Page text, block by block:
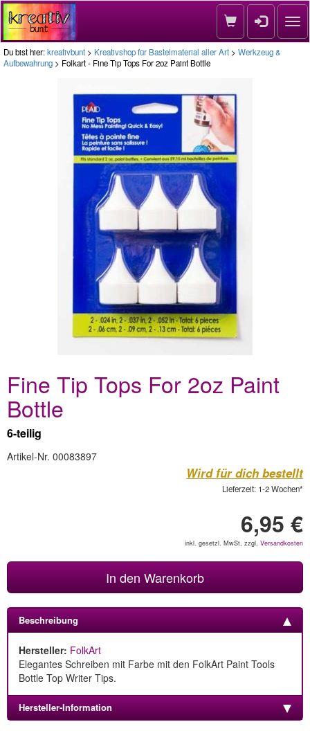
Du bist hier:kreativbunt > Kreativshop für Bastelmaterial aller Art > Werkzeug &
Aufbewahrung > Folkart - Fine Tip Tops For 2oz Paint Bottle
Fine Tip Tops For 2oz Paint
Bottle
6-teilig
Artikel-Nr. 00083897
Wird für dich bestellt
Lieferzeit: 1-2 Wochen*
6,95 €
inkl. gesetzl. MwSt, zzgl. Versandkosten
In den Warenkorb
Beschreibung
Hersteller: FolkArt
Elegantes Schreiben mit Farbe mit den FolkArt Paint Tools
Bottle Top Writer Tips.
Hersteller-Information